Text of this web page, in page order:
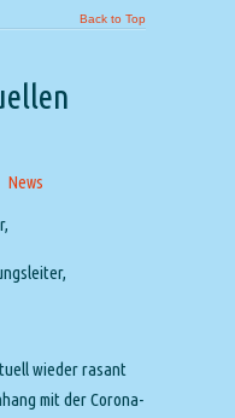
Back to Top
News
wieder rasant
mit der Corona-